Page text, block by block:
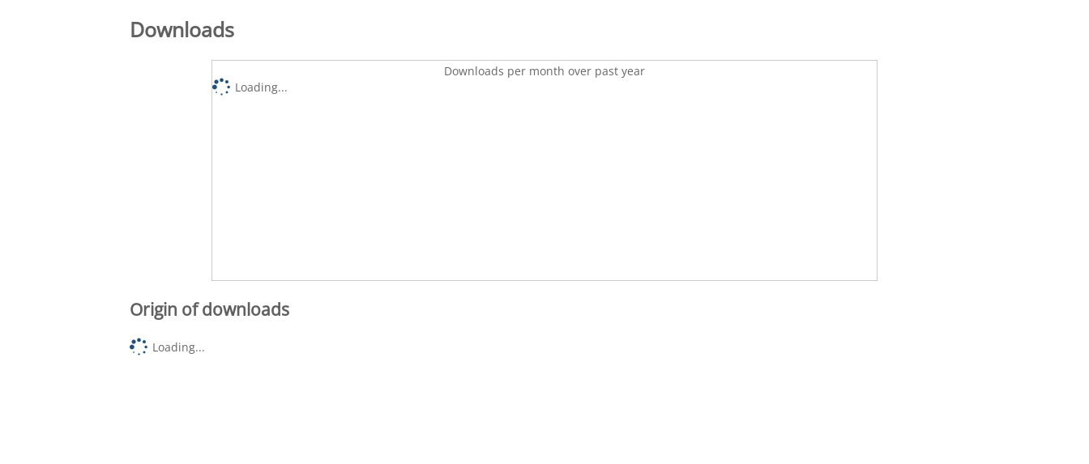
Downloads
Downloads per month over past year
Loading...
Origin of downloads
Loading...